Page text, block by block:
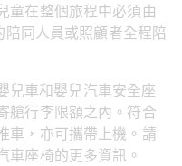
童在整個旅程中必須由
同人員或照顧者全程陪
兒車和嬰兒汽車安全座
艙行李限額之內。符合
車，亦可攜帶上機。請
車座椅的更多資訊。